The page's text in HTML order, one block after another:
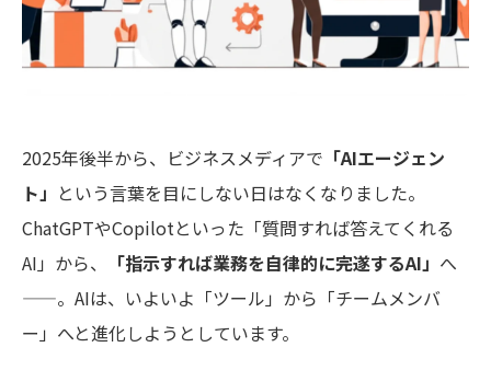
2025年後半から、ビジネスメディアで 「AIエージェン
ト」 という言葉を目にしない日はなくなりました。
ChatGPTやCopilotといった「質問すれば答えてくれる
AI」から、
「指示すれば業務を自律的に完遂するAI」 へ
——。AIは、いよいよ「ツール」から「チームメンバ
ー」へと進化しようとしています。